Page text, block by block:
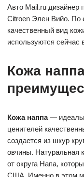
Авто Mail.ru дизайнер
Citroen Элен Вийо.
качественный вид
используются сейчас
Кожа
Кожа наппа—
ценителей
создается из шкур
овчины. Натуральная
от округа Напа,
США. Именно в этом